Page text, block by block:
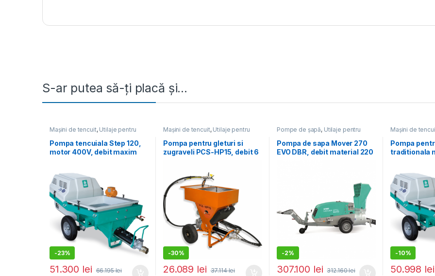
S-ar putea să-ți placă și…
Mașini de tencuit, Utilaje pentru
construcții
Pompa tencuiala Step 120,
motor 400V, debit maxim
-23%
51.300 lei 66.195lei
Mașini de tencuit, Utilaje pentru
construcții
Pompa pentru gleturi si
zugraveli PCS-HP15, debit 6
-30%
26.089 lei 37.114lei
Pompe de șapă, Utilaje pentru
construcții
Pompa de sapa Mover 270
EVO DBR, debit material 220
-2%
307.100 lei 312.160lei
Mașini de
construcții
Pompa
traditionala
pompare
40/15 m
-10%
50.998 lei